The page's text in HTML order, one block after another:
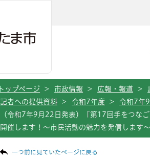
トップページ > 市政情報 > 広報・報道 >
記者への提供資料
> 令和7年度 > 令和7年9
（令和7年9月22日発表）「第17回手をつな
開催します！～市民活動の魅力を発信します～
一つ前に見ていたページに戻る